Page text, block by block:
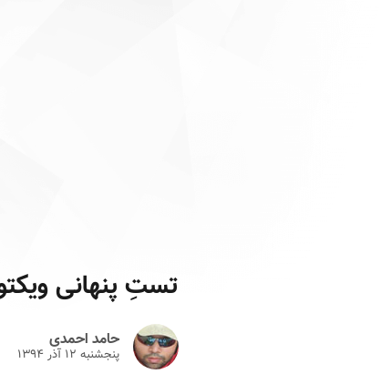
تستِ پنهانی
حامد احمدی
پنجشنبه ۱۲ آذر ۱۳۹۴